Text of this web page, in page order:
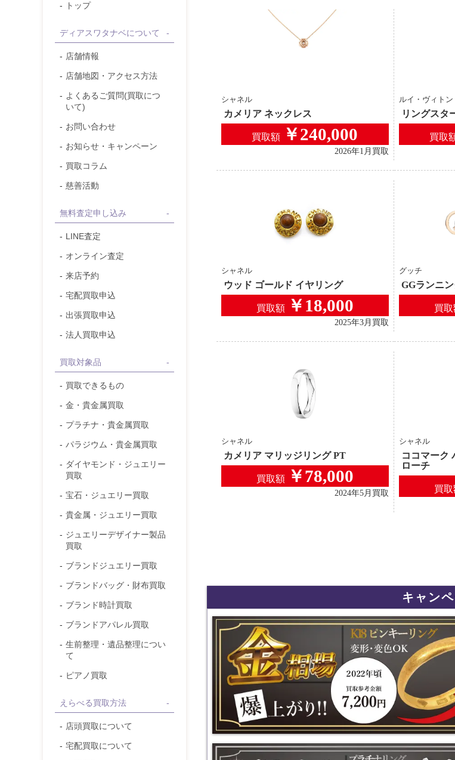
シャネル
カメリア ネックレス
買取額 ￥240,000
2026年1月買取
ルイ・ヴィトン
リングスタ
買取
シャネル
ウッド ゴールド イヤリング
買取額 ￥18,000
2025年3月買取
グッチ
GGランニ
買取
シャネル
カメリア マリッジリング PT
買取額 ￥78,000
2024年5月買取
シャネル
ココマーク
ローチ
買取
キャン
国内金相場が史上最高値更新!! 金・プラチナ・ジュエリー製
国内プラチナ相場が史上最高値更新!! 宝石付なら更にプラス査
トップ
ディアスワタナベについて
店舗情報
店舗地図・アクセス方法
よくあるご質問(買取につ
いて)
お問い合わせ
お知らせ・キャンペーン
買取コラム
慈善活動
無料査定申し込み
LINE査定
オンライン査定
来店予約
宅配買取申込
出張買取申込
法人買取申込
買取対象品
買取できるもの
金・貴金属買取
プラチナ・貴金属買取
パラジウム・貴金属買取
ダイヤモンド ・ジュエリー
買取
宝石 ・ジュエリー買取
貴金属・ジュエリー買取
ジュエリーデザイナー製品
買取
ブランドジュエリー買取
ブランドバッグ・財布買取
ブランド時計買取
ブランドアパレル買取
生前整理・遺品整理につい
て
ピアノ買取
えらべる買取方法
店頭買取について
宅配買取について